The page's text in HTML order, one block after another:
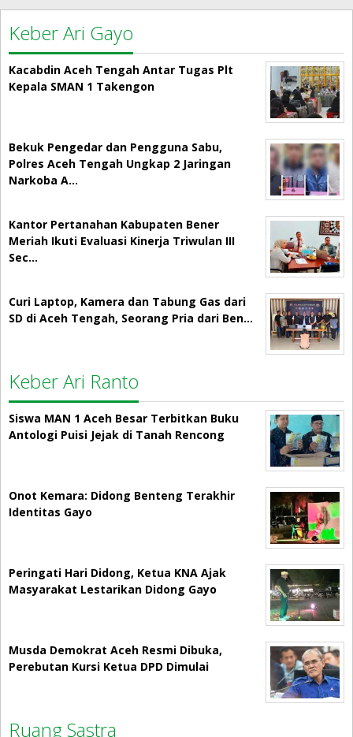
Keber Ari Gayo
Kacabdin Aceh Tengah Antar Tugas Plt
Kepala SMAN 1 Takengon
Bekuk Pengedar dan Pengguna Sabu,
Polres Aceh Tengah Ungkap 2 Jaringan
Narkoba A…
Kantor Pertanahan Kabupaten Bener
Meriah Ikuti Evaluasi Kinerja Triwulan III
Sec…
Curi Laptop, Kamera dan Tabung Gas dari
SD di Aceh Tengah, Seorang Pria dari Ben…
Keber Ari Ranto
Siswa MAN 1 Aceh Besar Terbitkan Buku
Antologi Puisi Jejak di Tanah Rencong
Onot Kemara: Didong Benteng Terakhir
Identitas Gayo
Peringati Hari Didong, Ketua KNA Ajak
Masyarakat Lestarikan Didong Gayo
Musda Demokrat Aceh Resmi Dibuka,
Perebutan Kursi Ketua DPD Dimulai
Ruang Sastra